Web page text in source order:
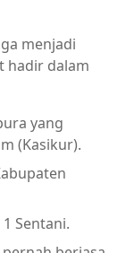
menjadi
hadir dalam
yang
(Kasikur).
Sentani.